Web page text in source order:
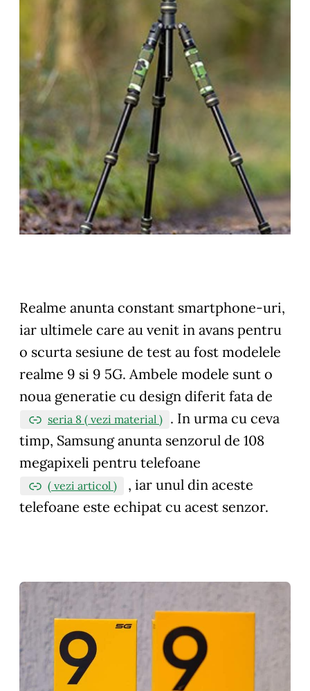
Realme anunta constant smartphone-uri,
iar ultimele care au venit in avans pentru
o scurta sesiune de test au fost modelele
realme 9 si 9 5G. Ambele modele sunt o
noua generatie cu design diferit fata de
seria 8 ( vezi material ) . In urma cu ceva
timp, Samsung anunta senzorul de 108
megapixeli pentru telefoane
( vezi articol )
, iar unul din aceste
telefoane este echipat cu acest senzor.